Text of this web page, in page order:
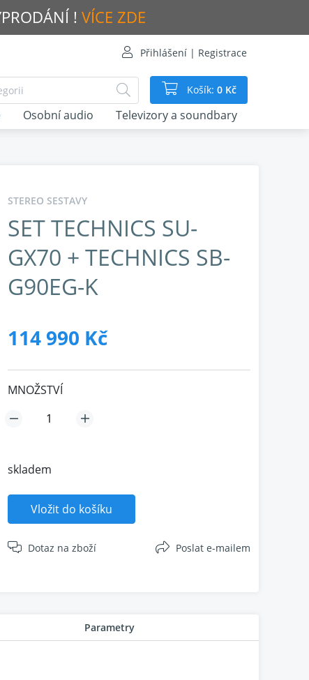
! VÍCE ZDE
Přihlášení | Registrace
Košík: 0 Kč
STEREO SESTAVY
SET TECHNICS SU-
GX70 + TECHNICS SB-
G90EG-K
114 990 Kč
MNOŽSTVÍ
skladem
Vložit do košíku
Dotaz na zboží Poslat e-mailem
Parametry
Osobní audio Televizory a soundbary